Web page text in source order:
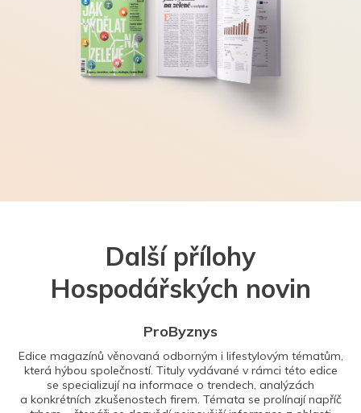
Další přílohy
Hospodářských novin
ProByznys
Edice magazínů věnovaná odborným i lifestylovým tématům,
která hýbou společností. Tituly vydávané v rámci této edice
se specializují na informace o trendech, analýzách
a konkrétních zkušenostech firem. Témata se prolínají napříč